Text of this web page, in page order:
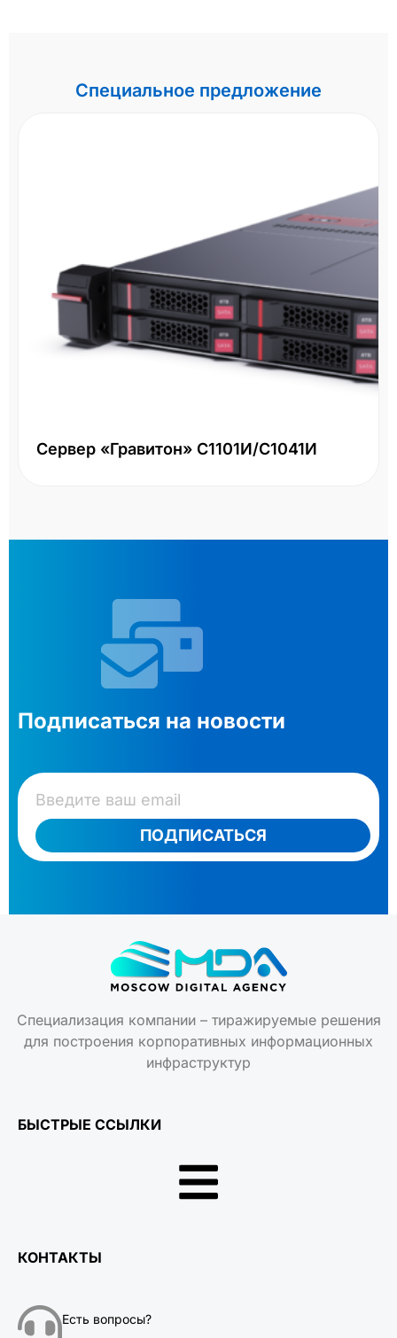
Специальное предложение
Сервер «Гравитон» С1101И/С1041И
Подписаться на новости
ПОДПИСАТЬСЯ
Специализация компании – тиражируемые решения
для построения корпоративных информационных
инфраструктур
БЫСТРЫЕ ССЫЛКИ
КОНТАКТЫ
Есть вопросы?